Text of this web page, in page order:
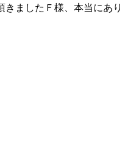
ましたＦ様、本当にあり